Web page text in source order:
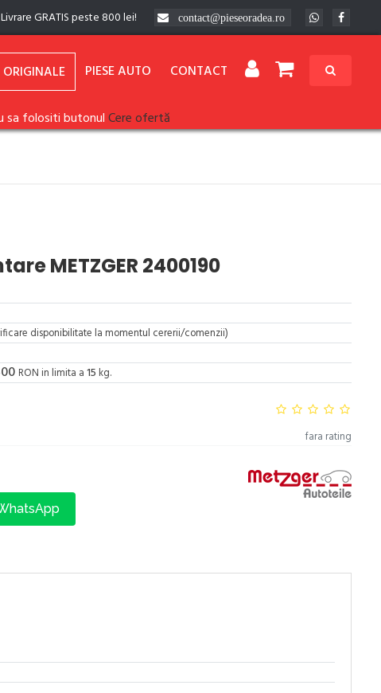
Livrare GRATIS peste 800 lei! contact@pieseoradea.ro
ORIGINALE PIESE AUTO CONTACT
sa folositi butonulCere ofertă
METZGER 2400190
disponibilitate la momentul cererii/comenzii)
RON in limita a15 kg.
fara rating